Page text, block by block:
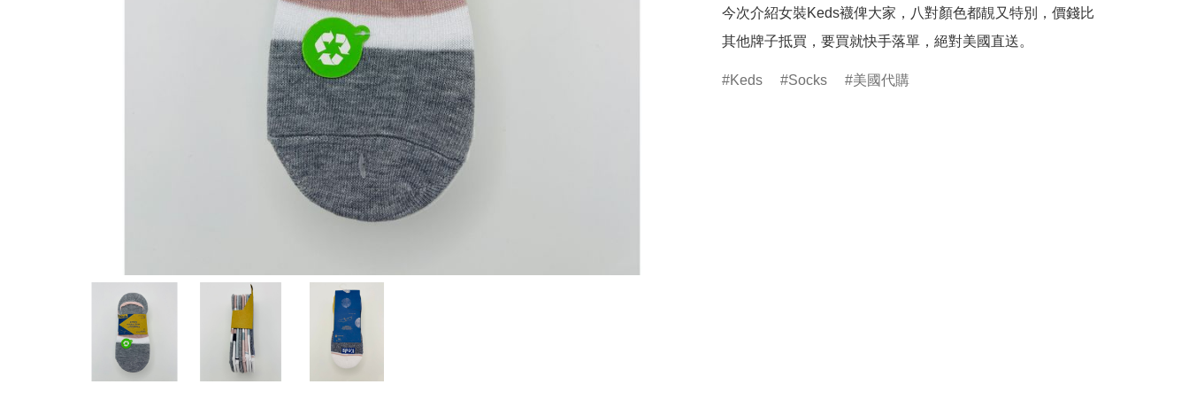
今次介紹女裝Keds襪俾大家，八對顏色都靚又特別，價錢比
其他牌子抵買，要買就快手落單，絕對美國直送。
Keds Socks 美國代購